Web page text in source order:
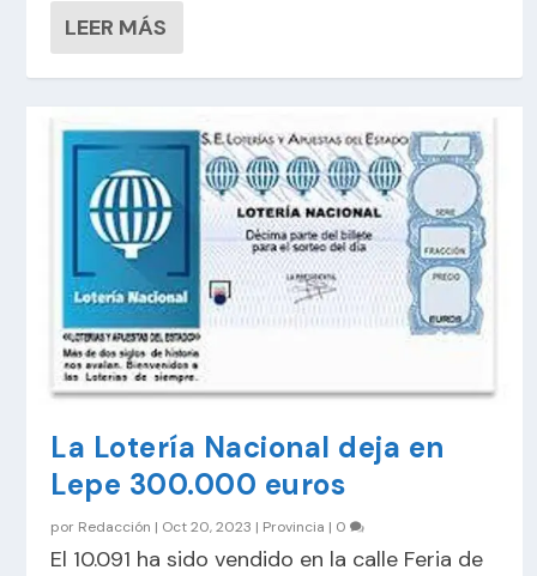
LEER MÁS
La Lotería Nacional deja en
Lepe 300.000 euros
por Redacción | Oct 20, 2023 | Provincia | 0
El 10.091 ha sido vendido en la calle Feria de